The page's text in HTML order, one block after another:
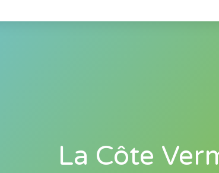
La Côte